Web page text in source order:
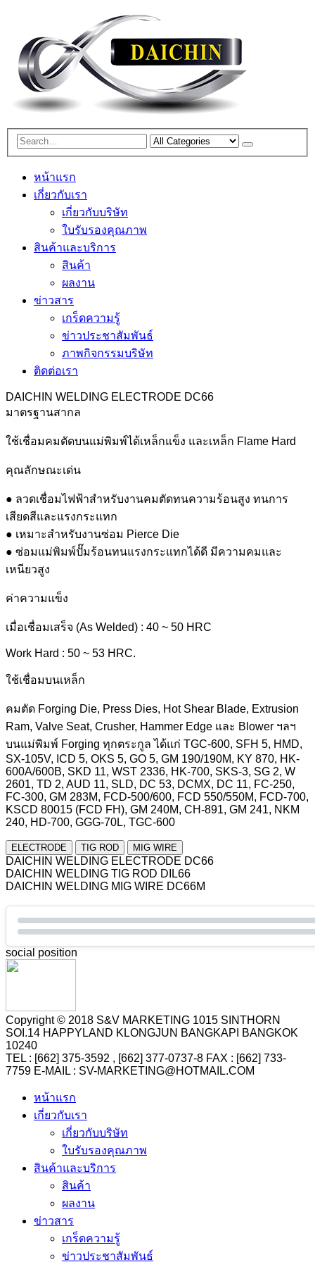
หน้าแรก
เกี่ยวกับเรา
เกี่ยวกับบริษัท
ใบรับรองคุณภาพ
สินค้าและบริการ
สินค้า
ผลงาน
ข่าวสาร
เกร็ดความรู้
ข่าวประชาสัมพันธ์
ภาพกิจกรรมบริษัท
ติดต่อเรา
DAICHIN WELDING ELECTRODE DC66
มาตรฐานสากล
ใช้เชื่อมคมตัดบนแม่พิมพ์ได้เหล็กแข็ง และเหล็ก Flame Hard
คุณลักษณะเด่น
● ลวดเชื่อมไฟฟ้าสำหรับงานคมตัดทนความร้อนสูง ทนการ
เสียดสีและแรงกระแทก
● เหมาะสำหรับงานซ่อม Pierce Die
● ซ่อมแม่พิมพ์ปั๊มร้อนทนแรงกระแทกได้ดี มีความคมและ
เหนียวสูง
ค่าความแข็ง
เมื่อเชื่อมเสร็จ (As Welded) : 40 ~ 50 HRC
Work Hard : 50 ~ 53 HRC.
ใช้เชื่อมบนเหล็ก
คมตัด Forging Die, Press Dies, Hot Shear Blade, Extrusion
Ram, Valve Seat, Crusher, Hammer Edge และ Blower ฯลฯ
บนแม่พิมพ์ Forging ทุกตระกูล ได้แก่ TGC-600, SFH 5, HMD,
SX-105V, ICD 5, OKS 5, GO 5, GM 190/190M, KY 870, HK-
600A/600B, SKD 11, WST 2336, HK-700, SKS-3, SG 2, W
2601, TD 2, AUD 11, SLD, DC 53, DCMX, DC 11, FC-250,
FC-300, GM 283M, FCD-500/600, FCD 550/550M, FCD-700,
KSCD 80015 (FCD FH), GM 240M, CH-891, GM 241, NKM
240, HD-700, GGG-70L, TGC-600
ELECTRODE TIG ROD MIG WIRE
DAICHIN WELDING ELECTRODE DC66
DAICHIN WELDING TIG ROD DIL66
DAICHIN WELDING MIG WIRE DC66M
social position
Copyright © 2018 S&V MARKETING 1015 SINTHORN
SOI.14 HAPPYLAND KLONGJUN BANGKAPI BANGKOK
10240
TEL : [662] 375-3592 , [662] 377-0737-8 FAX : [662] 733-
7759 E-MAIL : SV-MARKETING@HOTMAIL.COM
หน้าแรก
เกี่ยวกับเรา
เกี่ยวกับบริษัท
ใบรับรองคุณภาพ
สินค้าและบริการ
สินค้า
ผลงาน
ข่าวสาร
เกร็ดความรู้
ข่าวประชาสัมพันธ์